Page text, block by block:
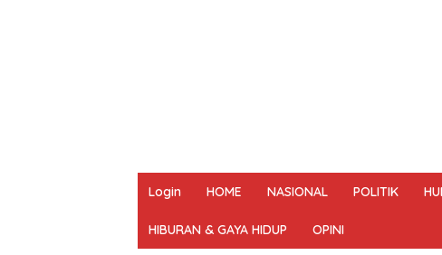
Login HOME NASIONAL POLITIK
HIBURAN & GAYA HIDUP OPINI